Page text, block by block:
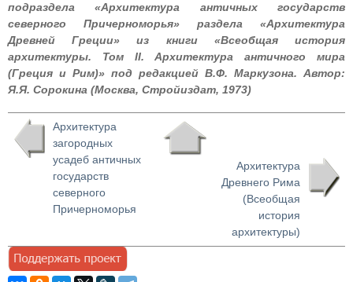
подраздела «Архитектура античных государств
северного Причерноморья» раздела «Архитектура
Древней Греции» из книги «Всеобщая история
архитектуры. Том II. Архитектура античного мира
(Греция и Рим)» под редакцией В.Ф. Маркузона. Автор:
Я.Я. Сорокина (Москва, Стройиздат, 1973)
Архитектура
загородных
усадеб античных
государств
северного
Причерноморья
Архитектура
Древнего Рима
(Всеобщая
история
архитектуры)